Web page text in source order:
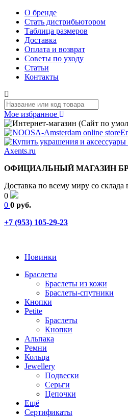
О бренде
Стать дистрибьютором
Таблица размеров
Доставка
Оплата и возврат
Советы по уходу
Статьи
Контакты
Мое избранное
ОФИЦИАЛЬНЫЙ МАГАЗИН
Доставка по всему миру со склада
0
0 0 руб.
+7 (953) 105-29-23
Новинки
Браслеты
Браслеты из кожи
Браслеты-спутники
Кнопки
Petite
Браслеты
Кнопки
Альпака
Ремни
Кольца
Jewellery
Подвески
Серьги
Цепочки
Ещё
Сертификаты